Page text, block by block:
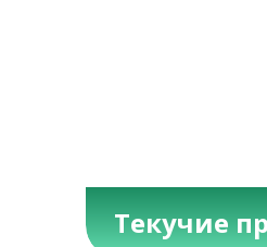
Текучие